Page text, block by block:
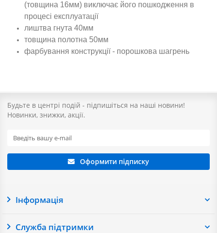
(товщина 16мм) виключає його пошкодження в
процесі експлуатації
лиштва гнута 40мм
товщина полотна 50мм
фарбування конструкції - порошкова шагрень
Будьте в центрі подій - підпишіться на наші новини!
Новинки, знижки, акції.
Оформити підписку
Інформація
Служба підтримки